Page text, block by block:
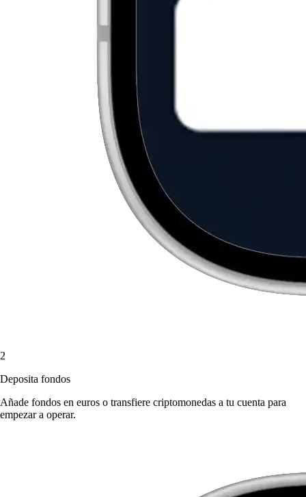
2
Deposita fondos
Añade fondos en euros o transfiere criptomonedas a tu cuenta para
empezar a operar.